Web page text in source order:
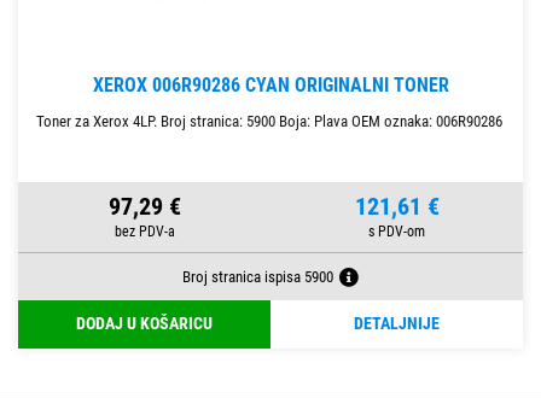
XEROX 006R90286 CYAN ORIGINALNI TONER
Toner za Xerox 4LP. Broj stranica: 5900 Boja: Plava OEM oznaka: 006R90286
97,29 € 121,61 €
Broj stranica ispisa 5900
DODAJ U KOŠARICU DETALJNIJE